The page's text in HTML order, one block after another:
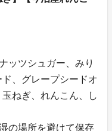
ッツシュガー、みり
、グレープシードオ
ねぎ、れんこん、し
の場所を避けて保存